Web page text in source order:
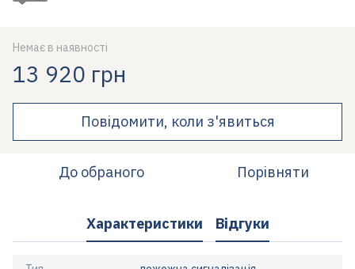
Немає в наявності
13 920 грн
Повідомити, коли з'явиться
До обраного Порівняти
Характеристики Відгуки